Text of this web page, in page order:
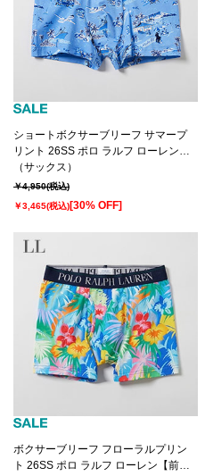
ショートボクサーブリーフ サマープ
リント 26SS ポロ ラルフ ローレン
【前閉じ】(RM3-D107S）
（サックス）
￥4,950(税込)
￥3,465(税込)[30% OFF]
ボクサーブリーフ フローラルプリン
ト 26SS ポロ ラルフ ローレン【前開